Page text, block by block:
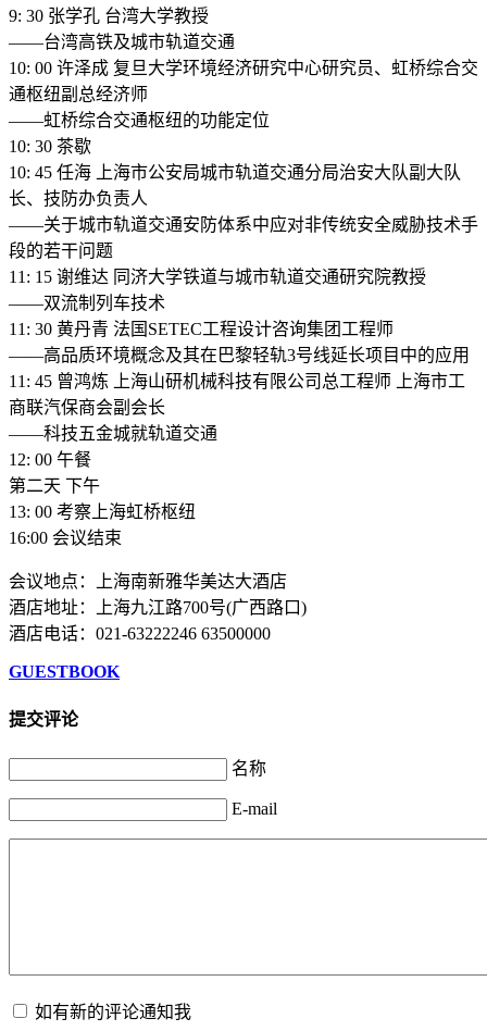
9: 30 张学孔 台湾大学教授
——台湾高铁及城市轨道交通
10: 00 许泽成 复旦大学环境经济研究中心研究员、虹桥综合交
通枢纽副总经济师
——虹桥综合交通枢纽的功能定位
10: 30 茶歇
10: 45 任海 上海市公安局城市轨道交通分局治安大队副大队
长、技防办负责人
——关于城市轨道交通安防体系中应对非传统安全威胁技术手
段的若干问题
11: 15 谢维达 同济大学铁道与城市轨道交通研究院教授
——双流制列车技术
11: 30 黄丹青 法国SETEC工程设计咨询集团工程师
——高品质环境概念及其在巴黎轻轨3号线延长项目中的应用
11: 45 曾鸿炼 上海山研机械科技有限公司总工程师 上海市工
商联汽保商会副会长
——科技五金城就轨道交通
12: 00 午餐
第二天 下午
13: 00 考察上海虹桥枢纽
16:00 会议结束
会议地点：上海南新雅华美达大酒店
酒店地址：上海九江路700号(广西路口)
酒店电话：021-63222246 63500000
GUESTBOOK
提交评论
名称
E-mail
如有新的评论通知我